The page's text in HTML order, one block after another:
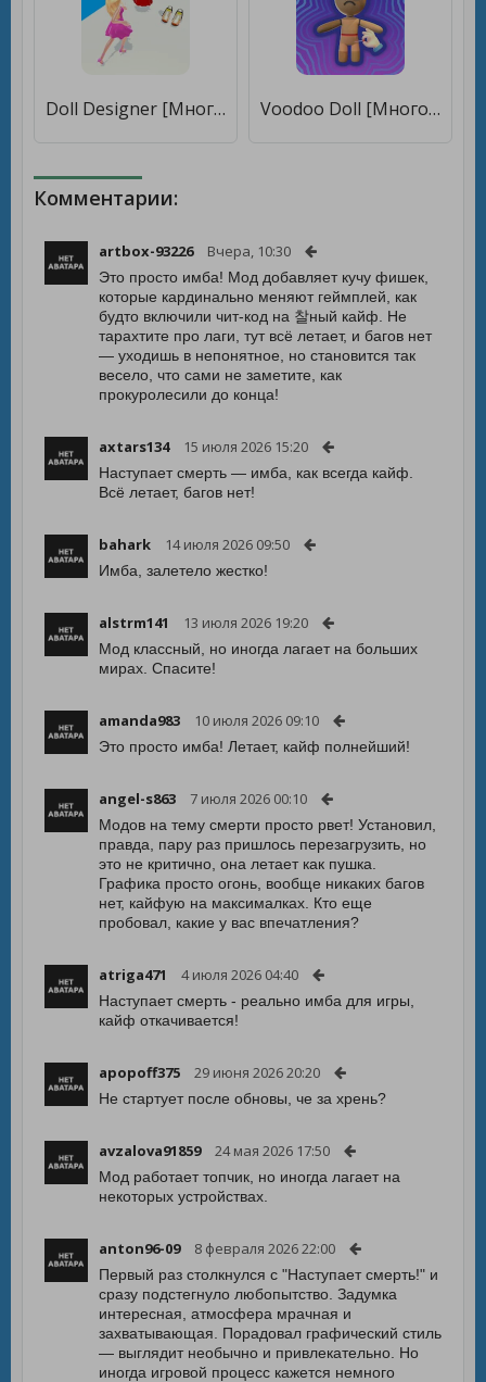
Doll Designer [Много монет] Voodoo Doll [Много монет]
Комментарии:
artbox-93226 Вчера, 10:30
Это просто имба! Мод добавляет кучу фишек,
которые кардинально меняют геймплей, как
будто включили чит-код на 찰ный кайф. Не
тарахтите про лаги, тут всё летает, и багов нет
— уходишь в непонятное, но становится так
весело, что сами не заметите, как
прокуролесили до конца!
axtars134 15 июля 2026 15:20
Наступает смерть — имба, как всегда кайф.
Всё летает, багов нет!
bahark 14 июля 2026 09:50
Имба, залетело жестко!
alstrm141 13 июля 2026 19:20
Мод классный, но иногда лагает на больших
мирах. Спасите!
amanda983 10 июля 2026 09:10
Это просто имба! Летает, кайф полнейший!
angel-s863 7 июля 2026 00:10
Модов на тему смерти просто рвет! Установил,
правда, пару раз пришлось перезагрузить, но
это не критично, она летает как пушка.
Графика просто огонь, вообще никаких багов
нет, кайфую на максималках. Кто еще
пробовал, какие у вас впечатления?
atriga471 4 июля 2026 04:40
Наступает смерть - реально имба для игры,
кайф откачивается!
apopoff375 29 июня 2026 20:20
Не стартует после обновы, че за хрень?
avzalova91859 24 мая 2026 17:50
Мод работает топчик, но иногда лагает на
некоторых устройствах.
anton96-09 8 февраля 2026 22:00
Первый раз столкнулся с "Наступает смерть!" и
сразу подстегнуло любопытство. Задумка
интересная, атмосфера мрачная и
захватывающая. Порадовал графический стиль
— выглядит необычно и привлекательно. Но
иногда игровой процесс кажется немного